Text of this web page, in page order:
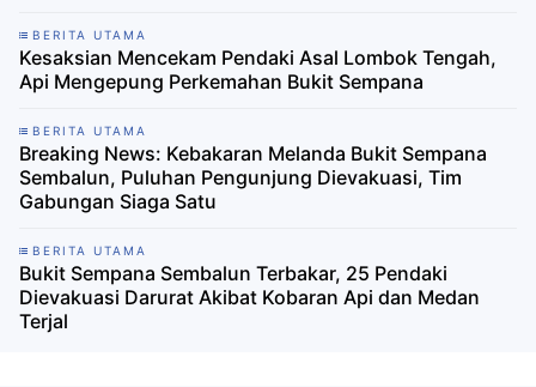
BERITA UTAMA
Kesaksian Mencekam Pendaki Asal Lombok Tengah,
Api Mengepung Perkemahan Bukit Sempana
BERITA UTAMA
Breaking News: Kebakaran Melanda Bukit Sempana
Sembalun, Puluhan Pengunjung Dievakuasi, Tim
Gabungan Siaga Satu
BERITA UTAMA
Bukit Sempana Sembalun Terbakar, 25 Pendaki
Dievakuasi Darurat Akibat Kobaran Api dan Medan
Terjal